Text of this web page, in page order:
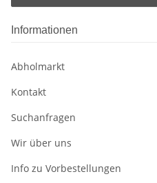
Informationen
Abholmarkt
Kontakt
Suchanfragen
Wir über uns
Info zu Vorbestellungen